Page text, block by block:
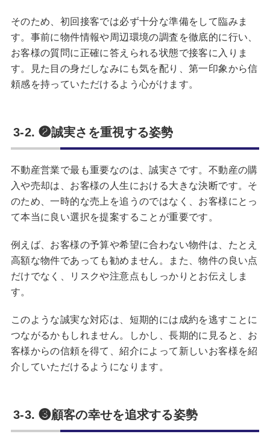
そのため、初回接客では必ず十分な準備をして臨みま
す。事前に物件情報や周辺環境の調査を徹底的に行い、
お客様の質問に正確に答えられる状態で接客に入りま
す。見た目の身だしなみにも気を配り、第一印象から信
頼感を持っていただけるよう心がけます。
3-2. ❷誠実さを重視する姿勢
不動産営業で最も重要なのは、誠実さです。不動産の購
入や売却は、お客様の人生における大きな決断です。そ
のため、一時的な売上を追うのではなく、お客様にとっ
て本当に良い選択を提案することが重要です。
例えば、お客様の予算や希望に合わない物件は、たとえ
高額な物件であっても勧めません。また、物件の良い点
だけでなく、リスクや注意点もしっかりとお伝えしま
す。
このような誠実な対応は、短期的には成約を逃すことに
つながるかもしれません。しかし、長期的に見ると、お
客様からの信頼を得て、紹介によって新しいお客様を紹
介していただけるようになります。
3-3. ❸顧客の幸せを追求する姿勢